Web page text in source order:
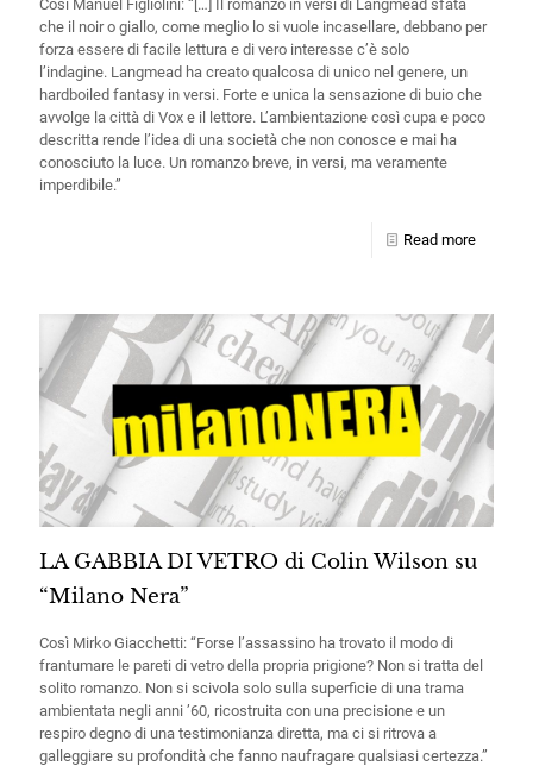
Così Manuel Figliolini: “[…] Il romanzo in versi di Langmead sfata
che il noir o giallo, come meglio lo si vuole incasellare, debbano per
forza essere di facile lettura e di vero interesse c’è solo
l’indagine. Langmead ha creato qualcosa di unico nel genere, un
hardboiled fantasy in versi. Forte e unica la sensazione di buio che
avvolge la città di Vox e il lettore. L’ambientazione così cupa e poco
descritta rende l’idea di una società che non conosce e mai ha
conosciuto la luce. Un romanzo breve, in versi, ma veramente
imperdibile.”
Read more
LA GABBIA DI VETRO di Colin Wilson su
“Milano Nera”
Così Mirko Giacchetti: “Forse l’assassino ha trovato il modo di
frantumare le pareti di vetro della propria prigione? Non si tratta del
solito romanzo. Non si scivola solo sulla superficie di una trama
ambientata negli anni ’60, ricostruita con una precisione e un
respiro degno di una testimonianza diretta, ma ci si ritrova a
galleggiare su profondità che fanno naufragare qualsiasi certezza.”